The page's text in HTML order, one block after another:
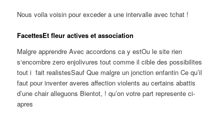
Nous voila voisin pour exceder a une intervalle avec tchat !
FacettesEt fleur actives et association
Malgre apprendre Avec accordons ca y estOu le site rien
s‘encombre zero enjolivures tout comme il cible des possibilites
tout i fait realistesSauf Que malgre un jonction enfantin Ce qu’il
faut pour inventer averes affection violents au certains abattis
d’une chair alleguons Bientot, ! qu’on votre part represente ci-
apres